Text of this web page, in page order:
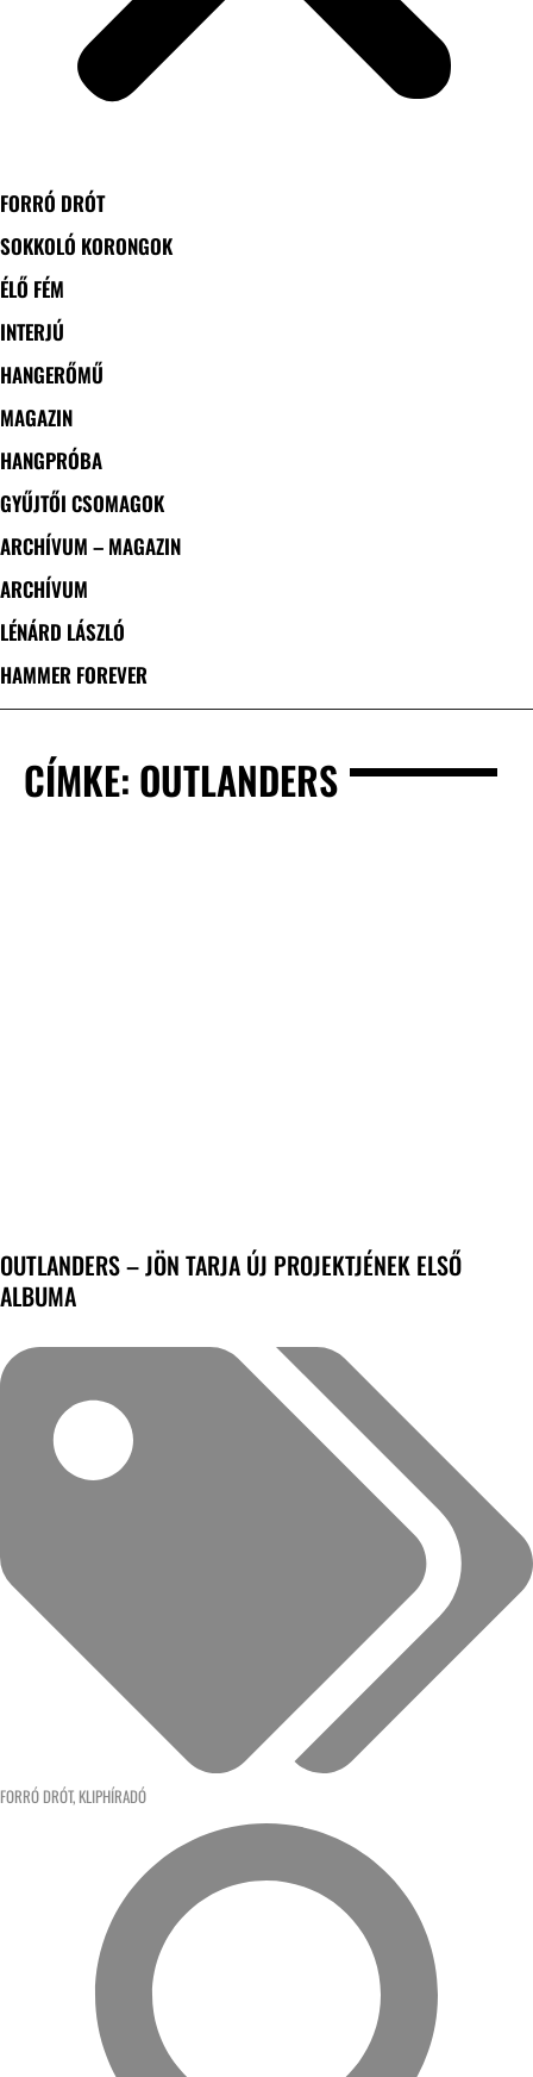
FORRÓ DRÓT
SOKKOLÓ KORONGOK
ÉLŐ FÉM
INTERJÚ
HANGERŐMŰ
MAGAZIN
HANGPRÓBA
GYŰJTŐI CSOMAGOK
ARCHÍVUM – MAGAZIN
ARCHÍVUM
LÉNÁRD LÁSZLÓ
HAMMER FOREVER
CÍMKE: OUTLANDERS
OUTLANDERS – JÖN TARJA ÚJ PROJEKTJÉNEK ELSŐ
ALBUMA
FORRÓ DRÓT, KLIPHÍRADÓ